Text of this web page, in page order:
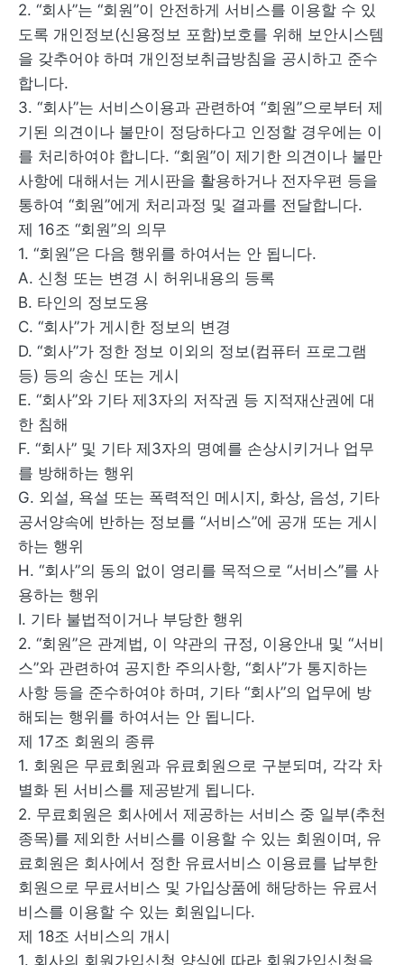
2. “회사”는 “회원”이 안전하게 서비스를 이용할 수 있
도록 개인정보(신용정보 포함)보호를 위해 보안시스템
을 갖추어야 하며 개인정보취급방침을 공시하고 준수
합니다.
3. “회사”는 서비스이용과 관련하여 “회원”으로부터 제
기된 의견이나 불만이 정당하다고 인정할 경우에는 이
를 처리하여야 합니다. “회원”이 제기한 의견이나 불만
사항에 대해서는 게시판을 활용하거나 전자우편 등을
통하여 “회원”에게 처리과정 및 결과를 전달합니다.
제 16조 “회원”의 의무
1. “회원”은 다음 행위를 하여서는 안 됩니다.
A. 신청 또는 변경 시 허위내용의 등록
B. 타인의 정보도용
C. “회사”가 게시한 정보의 변경
D. “회사”가 정한 정보 이외의 정보(컴퓨터 프로그램
등) 등의 송신 또는 게시
E. “회사”와 기타 제3자의 저작권 등 지적재산권에 대
한 침해
F. “회사” 및 기타 제3자의 명예를 손상시키거나 업무
를 방해하는 행위
G. 외설, 욕설 또는 폭력적인 메시지, 화상, 음성, 기타
공서양속에 반하는 정보를 “서비스”에 공개 또는 게시
하는 행위
H. “회사”의 동의 없이 영리를 목적으로 “서비스”를 사
용하는 행위
I. 기타 불법적이거나 부당한 행위
2. “회원”은 관계법, 이 약관의 규정, 이용안내 및 “서비
스”와 관련하여 공지한 주의사항, “회사”가 통지하는
사항 등을 준수하여야 하며, 기타 “회사”의 업무에 방
해되는 행위를 하여서는 안 됩니다.
제 17조 회원의 종류
1. 회원은 무료회원과 유료회원으로 구분되며, 각각 차
별화 된 서비스를 제공받게 됩니다.
2. 무료회원은 회사에서 제공하는 서비스 중 일부(추천
종목)를 제외한 서비스를 이용할 수 있는 회원이며, 유
료회원은 회사에서 정한 유료서비스 이용료를 납부한
회원으로 무료서비스 및 가입상품에 해당하는 유료서
비스를 이용할 수 있는 회원입니다.
제 18조 서비스의 개시
1. 회사의 회원가입신청 양식에 따라 회원가입신청을